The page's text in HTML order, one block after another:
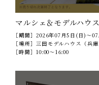
マルシェ＆モデルハウ
［期間］2026年07月5日(日)～
［場所］ 三田モデルハウス（兵
［時間］10:00～16:00